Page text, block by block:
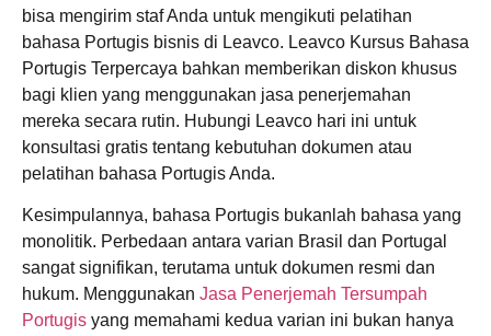
bisa mengirim staf Anda untuk mengikuti pelatihan
bahasa Portugis bisnis di Leavco. Leavco Kursus Bahasa
Portugis Terpercaya bahkan memberikan diskon khusus
bagi klien yang menggunakan jasa penerjemahan
mereka secara rutin. Hubungi Leavco hari ini untuk
konsultasi gratis tentang kebutuhan dokumen atau
pelatihan bahasa Portugis Anda.
Kesimpulannya, bahasa Portugis bukanlah bahasa yang
monolitik. Perbedaan antara varian Brasil dan Portugal
sangat signifikan, terutama untuk dokumen resmi dan
hukum. Menggunakan Jasa Penerjemah Tersumpah
Portugis yang memahami kedua varian ini bukan hanya